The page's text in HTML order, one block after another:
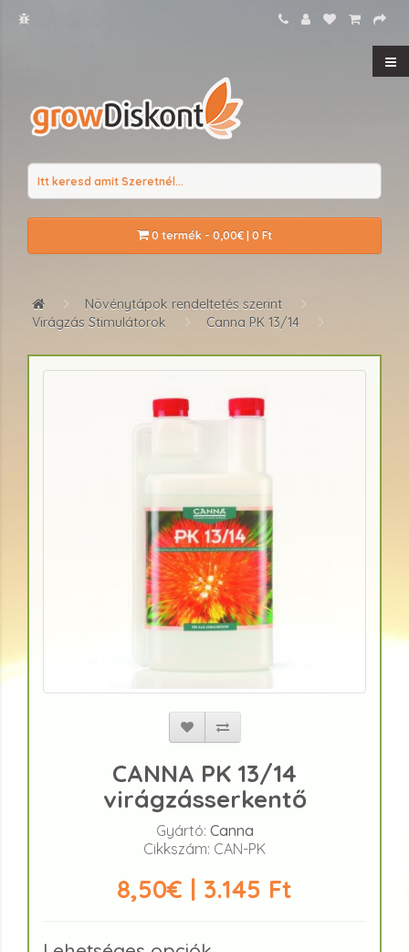
0 termék - 0,00€ | 0 Ft
Növénytápok rendeltetés szerint
Virágzás Stimulátorok
Canna PK 13/14
CANNA PK 13/14
virágzásserkentő
Gyártó: Canna
Cikkszám: CAN-PK
8,50€ | 3.145 Ft